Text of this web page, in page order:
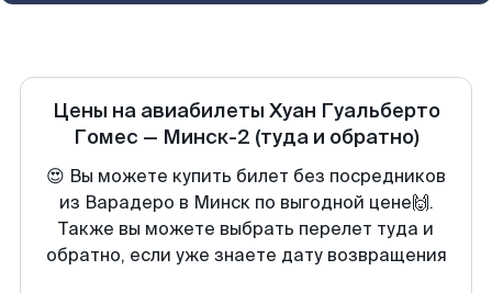
Цены на авиабилеты Хуан Гуальберто
Гомес — Минск-2 (туда и обратно)
😍 Вы можете купить билет без посредников
из Варадеро в Минск по выгодной цене🙌.
Также вы можете выбрать перелет туда и
обратно, если уже знаете дату возвращения